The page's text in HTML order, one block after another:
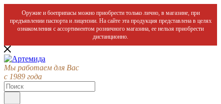
Оружие и боеприпасы можно приобрести только лично, в магазине, при
предъявлении паспорта и лицензии. На сайте эта продукция представлена в целях
ознакомления с ассортиментом розничного магазина, ее нельзя приобрести
дистанционно.
Мы работаем для Вас
с 1989 года